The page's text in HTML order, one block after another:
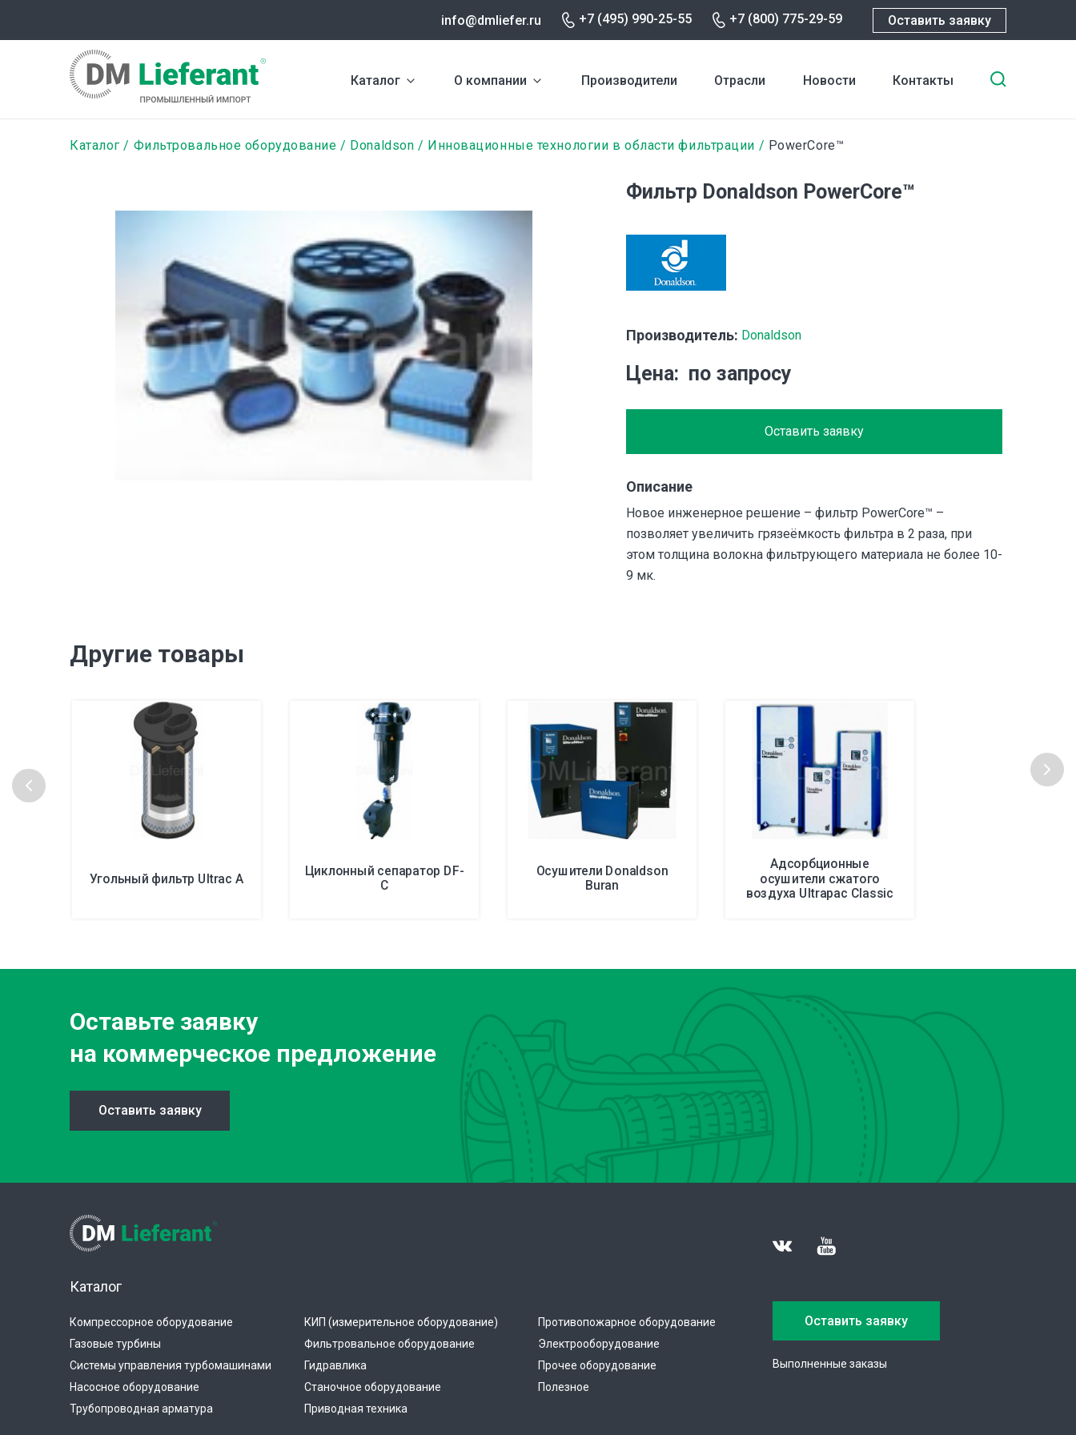
содержанию
info@dmliefer.ru +7 (495) 990-25-55 +7 (800) 775-29-59 Оставить заявку
Каталог О компании Производители Отрасли Новости Контакты
Строка
Каталог Фильтровальное оборудование Donaldson Инновационные технологии в области фильтрации PowerCore™
Фильтр Donaldson PowerCore™
Производитель: Donaldson
Цена по запросу
Оставить заявку
Описание
Новое инженерное решение – фильтр PowerCore™ –
позволяет увеличить грязеёмкость фильтра в 2 раза, при
этом толщина волокна фильтрующего материала не более 10-
9 мк.
Другие товары
Угольный фильтр Ultrac A Циклонный сепаратор DF-
C
Осушители Donaldson
Buran
Адсорбционные
осушители сжатого
воздуха Ultrapac Classic
Оставьте заявку
на коммерческое предложение
Оставить заявку
Каталог
Компрессорное оборудование
Газовые турбины
Системы управления турбомашинами
Насосное оборудование
Трубопроводная арматура
КИП (измерительное оборудование)
Фильтровальное оборудование
Гидравлика
Станочное оборудование
Приводная техника
Противопожарное оборудование
Электрооборудование
Прочее оборудование
Полезное
Оставить заявку
Выполненные заказы